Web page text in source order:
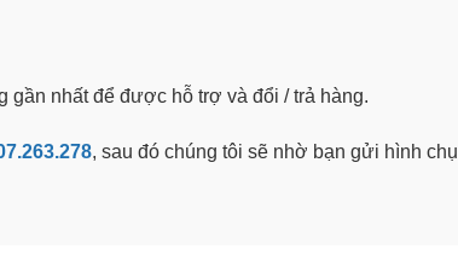
gần nhất để được hỗ trợ và đổi / trả hàng.
, sau đó chúng tôi sẽ nhờ bạn gửi hình